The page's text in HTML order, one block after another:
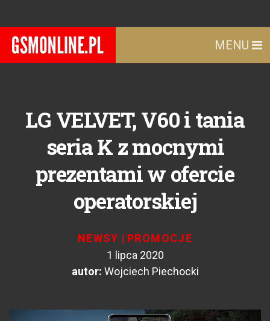
MENU
LG VELVET, V60 i tania
seria K z mocnymi
prezentami w ofercie
operatorskiej
NEWSY | PROMOCJE
1 lipca 2020
autor: Wojciech Piechocki